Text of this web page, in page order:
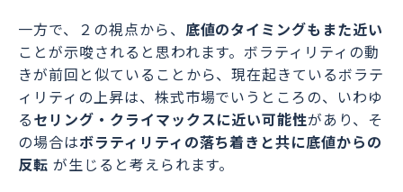
一方で、２の視点から、 底値のタイミングもまた近い
ことが示唆されると思われます。ボラティリティの動
きが前回と似ていることから、現在起きているボラテ
ィリティの上昇は、株式市場でいうところの、いわゆ
るセリング・クライマックスに近い可能性があり、そ
の場合はボラティリティの落ち着きと共に底値からの
反転 が生じると考えられます。